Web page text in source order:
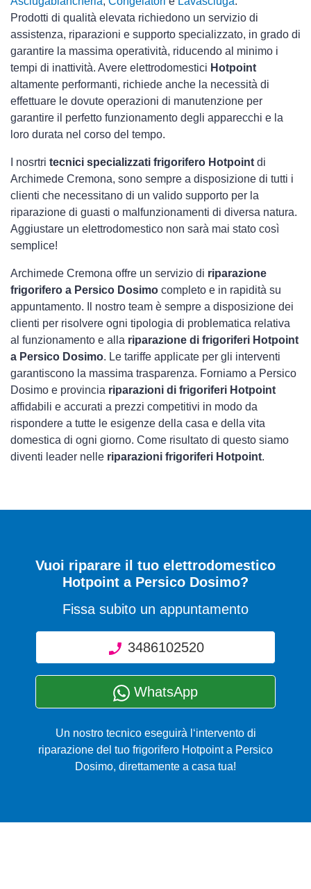
Prodotti di qualità elevata richiedono un servizio di
assistenza, riparazioni e supporto specializzato, in grado di
garantire la massima operatività, riducendo al minimo i
tempi di inattività. Avere elettrodomestici Hotpoint
altamente performanti, richiede anche la necessità di
effettuare le dovute operazioni di manutenzione per
garantire il perfetto funzionamento degli apparecchi e la
loro durata nel corso del tempo.
I nosrtri tecnici specializzati frigorifero Hotpoint di
Archimede Cremona, sono sempre a disposizione di tutti i
clienti che necessitano di un valido supporto per la
riparazione di guasti o malfunzionamenti di diversa natura.
Aggiustare un elettrodomestico non sarà mai stato così
semplice!
Archimede Cremona offre un servizio di riparazione
frigorifero a Persico Dosimo completo e in rapidità su
appuntamento. Il nostro team è sempre a disposizione dei
clienti per risolvere ogni tipologia di problematica relativa
al funzionamento e alla riparazione di frigoriferi Hotpoint
a Persico Dosimo. Le tariffe applicate per gli interventi
garantiscono la massima trasparenza. Forniamo a Persico
Dosimo e provincia riparazioni di frigoriferi Hotpoint
affidabili e accurati a prezzi competitivi in modo da
rispondere a tutte le esigenze della casa e della vita
domestica di ogni giorno. Come risultato di questo siamo
diventi leader nelle riparazioni frigoriferi Hotpoint.
Vuoi riparare il tuo elettrodomestico
Hotpoint a Persico Dosimo?
Fissa subito un appuntamento
3486102520
WhatsApp
Un nostro tecnico eseguirà l‘intervento di
riparazione del tuo frigorifero Hotpoint a Persico
Dosimo, direttamente a casa tua!